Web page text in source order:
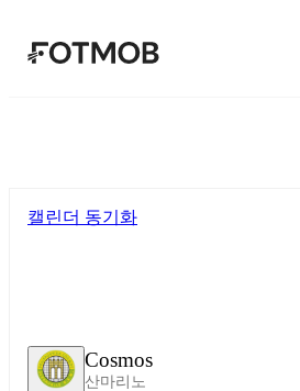
본문으로 건너뛰기
Cosmos
산마리노
캘린더 동기화